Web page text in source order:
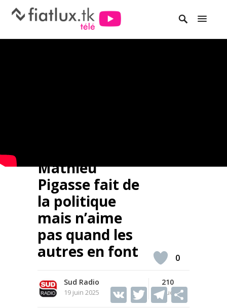
Mathieu
Pigasse fait de
la politique
mais n’aime
pas quand les
autres en font
Sud Radio
19 juin 2025
210
Vues
V T T
0